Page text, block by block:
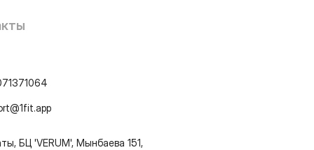
БЦ 'VERUM', Мынбаева 151,